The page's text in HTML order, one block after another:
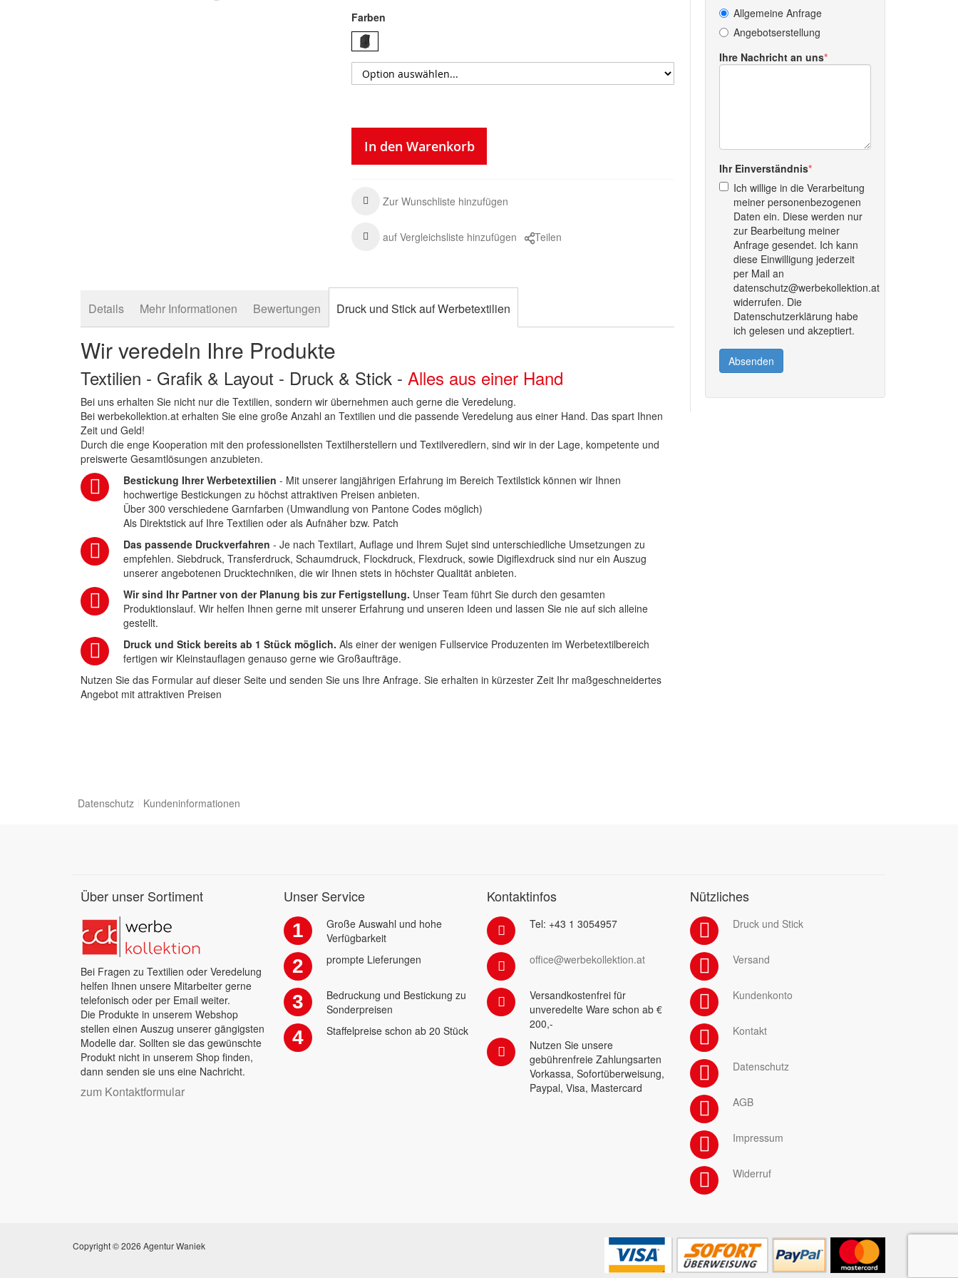
Farben
In den Warenkorb
Zur Wunschliste hinzufügen
auf Vergleichsliste hinzufügen Teilen
Allgemeine Anfrage
Angebotserstellung
Ihre Nachricht an uns
Ihr Einverständnis
Ich willige in die Verarbeitung
meiner personenbezogenen
Daten ein. Diese werden nur
zur Bearbeitung meiner
Anfrage gesendet. Ich kann
diese Einwilligung jederzeit
per Mail an
datenschutz@werbekollektion.at
widerrufen. Die
Datenschutzerklärung habe
ich gelesen und akzeptiert.
Absenden
Details Mehr Informationen Bewertungen Druck und Stick auf Werbetextilien
Wir veredeln Ihre Produkte
Textilien - Grafik & Layout - Druck & Stick -Alles aus einer Hand
Bei uns erhalten Sie nicht nur die Textilien, sondern wir übernehmen auch gerne die Veredelung.
Bei werbekollektion.at erhalten Sie eine große Anzahl an Textilien und die passende Veredelung aus einer Hand. Das spart Ihnen
Zeit und Geld!
Durch die enge Kooperation mit den professionellsten Textilherstellern und Textilveredlern, sind wir in der Lage, kompetente und
preiswerte Gesamtlösungen anzubieten.
Bestickung Ihrer Werbetextilien - Mit unserer langjährigen Erfahrung im Bereich Textilstick können wir Ihnen
hochwertige Bestickungen zu höchst attraktiven Preisen anbieten.
Über 300 verschiedene Garnfarben (Umwandlung von Pantone Codes möglich)
Als Direktstick auf Ihre Textilien oder als Aufnäher bzw. Patch
Das passende Druckverfahren - Je nach Textilart, Auflage und Ihrem Sujet sind unterschiedliche Umsetzungen zu
empfehlen. Siebdruck, Transferdruck, Schaumdruck, Flockdruck, Flexdruck, sowie Digiflexdruck sind nur ein Auszug
unserer angebotenen Drucktechniken, die wir Ihnen stets in höchster Qualität anbieten.
Wir sind Ihr Partner von der Planung bis zur Fertigstellung. Unser Team führt Sie durch den gesamten
Produktionslauf. Wir helfen Ihnen gerne mit unserer Erfahrung und unseren Ideen und lassen Sie nie auf sich alleine
gestellt.
Druck und Stick bereits ab 1 Stück möglich. Als einer der wenigen Fullservice Produzenten im Werbetextilbereich
fertigen wir Kleinstauflagen genauso gerne wie Großaufträge.
Nutzen Sie das Formular auf dieser Seite und senden Sie uns Ihre Anfrage. Sie erhalten in kürzester Zeit Ihr maßgeschneidertes
Angebot mit attraktiven Preisen
Datenschutz Kundeninformationen
Über unser Sortiment
Bei Fragen zu Textilien oder Veredelung
helfen Ihnen unsere Mitarbeiter gerne
telefonisch oder per Email weiter.
Die Produkte in unserem Webshop
stellen einen Auszug unserer gängigsten
Modelle dar. Sollten sie das gewünschte
Produkt nicht in unserem Shop finden,
dann senden sie uns eine Nachricht.
zum Kontaktformular
Unser Service
1
Große Auswahl und hohe
Verfügbarkeit
2 prompte Lieferungen
3
Bedruckung und Bestickung zu
Sonderpreisen
4 Staffelpreise schon ab 20 Stück
Kontaktinfos
Tel: +43 1 3054957
office@werbekollektion.at
Versandkostenfrei für
unveredelte Ware schon ab €
200,-
Nutzen Sie unsere
gebührenfreie Zahlungsarten
Vorkassa, Sofortüberweisung,
Paypal, Visa, Mastercard
Nützliches
Druck und Stick
Versand
Kundenkonto
Kontakt
Datenschutz
AGB
Impressum
Widerruf
Copyright © 2026 Agentur Waniek